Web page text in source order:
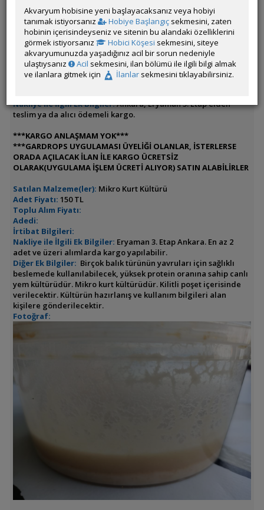
nikon_
Çevrim Dışı
Kıdemli Akvarist
Son Güncelleme Zamanı:13 Saat 4 Dakikaönce
İl / İlçe / Semt:Ankara / Etimesgut / Seyhsamil
İrtibat Bilgileri:
0544 5908008 (öm veya makul saatler
Nakliye ile İlgili Ek Bilgiler:Ankara, Eryaman 3. Etap elden
teslim ya da alıcı ödemeli kargo.
***KARGO ANLAŞMAM YOK***
***GARDROPS UYGULAMASI ÜYELİĞİ OLANLAR, İSTERLERSE
ORADA AÇILACAK İLAN İLE KARGO ÜCRETSİZ
OLARAK(UYGULAMA İŞLEM ÜCRETİ ALIYOR) SATIN ALABİLİRLER
Satılan Malzeme(ler): Mikro Kurt Kültürü
Adet Fiyatı: 150 TL
Toplu Alım Fiyatı:
Adedi:
İrtibat Bilgileri:
Nakliye ile İlgili Ek Bilgiler: Eryaman 3. Etap Ankara. En az 2
adet ve üzeri alımlarda kargo yapılabilir.
Diğer Ek Bilgiler: Birçok balık türünün yavruları için sağlıklı
beslemede kullanılabilecek, yüksek protein oranına sahip canlı
yem kültürüdür. Mikro kurt kültürüdür. Kilitli poşet içerisinde
verilecektir. Kültürün hazırlanış ve kullanım bilgileri alan
kişilere gönderilecektir.
Fotoğraf:
Akvaryum hobisine yeni başlayacaksanız veya hobiyi
tanımak istiyorsanız
Hobiye Başlangıç sekmesini, zaten
hobinin içerisindeyseniz ve sitenin bu alandaki özelliklerini
görmek istiyorsanız
Hobici Köşesi sekmesini, siteye
akvaryumunuzda yaşadığınız acil bir sorun nedeniyle
ulaştıysanız
Acil sekmesini, ilan bölümü ile ilgili bilgi almak
ve ilanlara gitmek için
İlanlar sekmesini tıklayabilirsiniz.